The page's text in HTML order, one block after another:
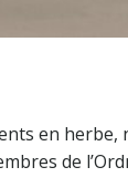
en
de